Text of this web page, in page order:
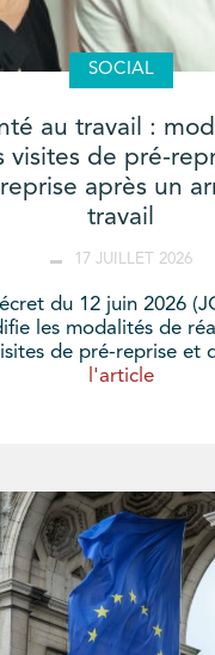
SOCIAL
au travail :
visites de pré-
après un
travail
17 JUILLET 2026
du 12 juin 2026
les modalités de
de pré-reprise et
l'article